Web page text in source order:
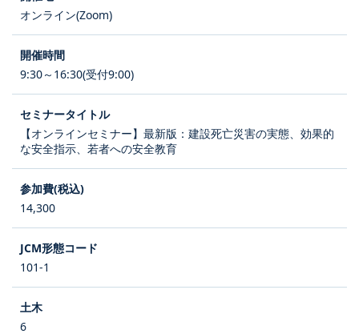
オンライン(Zoom)
9:30～16:30(受付9:00)
【オンラインセミナー】最新版：建設死亡災害の実態、効果的
な安全指示、若者への安全教育
14,300
101-1
6